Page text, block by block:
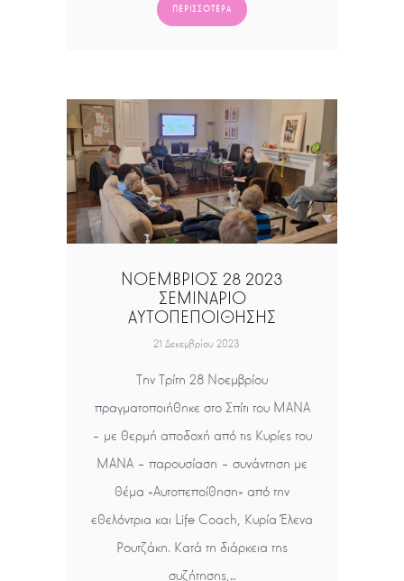
ΠΕΡΙΣΣΌΤΕΡΑ
ΝΟΕΜΒΡΙΟΣ 28 2023
ΣΕΜΙΝΑΡΙΟ
ΑΥΤΟΠΕΠΟΙΘΗΣΗΣ
21 Δεκεμβρίου 2023
Την Τρίτη 28 Νοεμβρίου
πραγματοποιήθηκε στο Σπίτι του ΜΑΝΑ
– με θερμή αποδοχή από τις Κυρίες του
ΜΑΝΑ – παρουσίαση – συνάντηση με
θέμα «Αυτοπεποίθηση» από την
εθελόντρια και Life Coach, Κυρία Έλενα
Ρουτζάκη. Κατά τη διάρκεια της
συζήτησης,…